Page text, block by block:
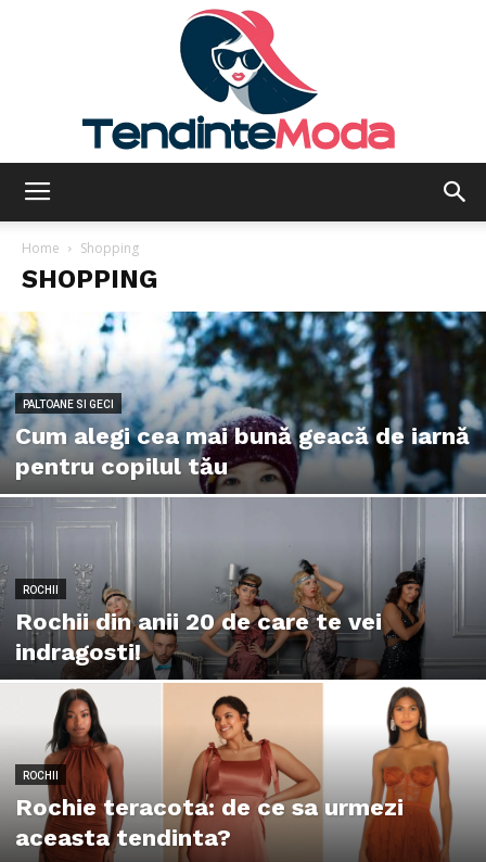
Moda
Home Shopping
SHOPPING
PALTOANE SI GECI
Cum alegi cea mai bună geacă de iarnă
pentru copilul tău
ROCHII
Rochii din anii 20 de care te vei
indragosti!
ROCHII
Rochie teracota: de ce sa urmezi
aceasta tendinta?